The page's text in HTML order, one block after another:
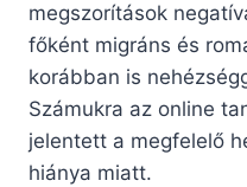
megszorítások
főként migráns és
korábban is
Számukra az online
jelentett a megfelelő
hiánya miatt.